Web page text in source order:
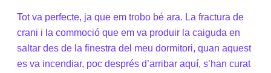
Tot va perfecte, ja que em trobo bé ara. La fractura de
crani i la commoció que em va produir la caiguda en
saltar des de la finestra del meu dormitori, quan aquest
es va incendiar, poc després d’arribar aquí, s’han curat